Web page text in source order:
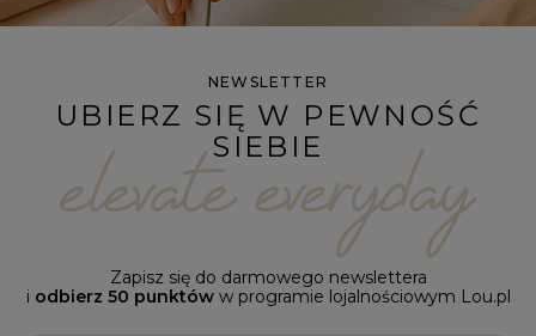
NEWSLETTER
UBIERZ SIĘ W PEWNOŚĆ
SIEBIE
Zapisz się do darmowego newslettera
i odbierz 50 punktóww programie lojalnościowym Lou.pl